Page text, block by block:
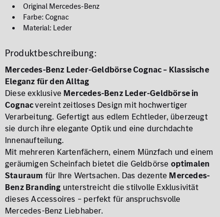
Original Mercedes-Benz
Farbe: Cognac
Material: Leder
Produktbeschreibung:
Mercedes-Benz Leder-Geldbörse Cognac – Klassische
Eleganz für den Alltag
Diese exklusive Mercedes-Benz Leder-Geldbörse in
Cognacvereint zeitloses Design mit hochwertiger
Verarbeitung. Gefertigt aus edlem Echtleder, überzeugt
sie durch ihre elegante Optik und eine durchdachte
Innenaufteilung.
Mit mehreren Kartenfächern, einem Münzfach und einem
geräumigen Scheinfach bietet die Geldbörse optimalen
Stauraum für Ihre Wertsachen. Das dezente Mercedes-
Benz Branding unterstreicht die stilvolle Exklusivität
dieses Accessoires – perfekt für anspruchsvolle
Mercedes-Benz Liebhaber.